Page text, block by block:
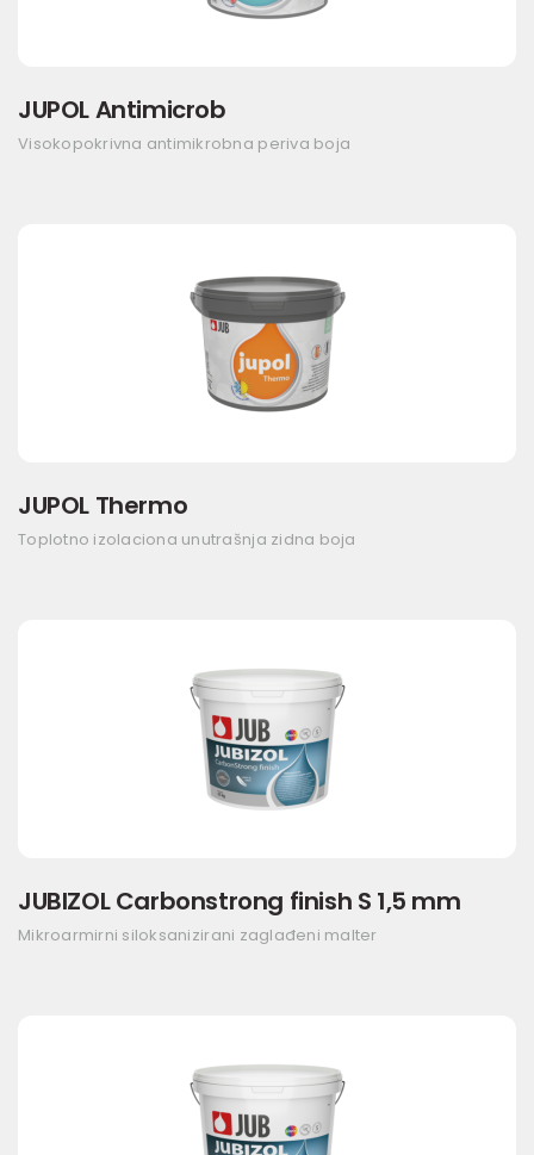
JUPOL Antimicrob
Visokopokrivna antimikrobna periva boja
JUPOL Thermo
Toplotno izolaciona unutrašnja zidna boja
JUBIZOL Carbonstrong finish S 1,5 mm
Mikroarmirni siloksanizirani zaglađeni malter